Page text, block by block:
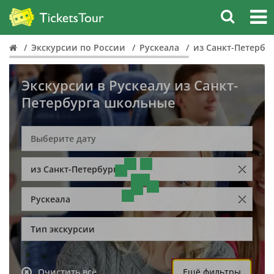
Экскурсии по России Рускеала из Санкт-
Экскурсии в Рускеалу из Санкт-
Петербурга школьные
из Санкт-Петербурга
Рускеала
Тип экскурсии